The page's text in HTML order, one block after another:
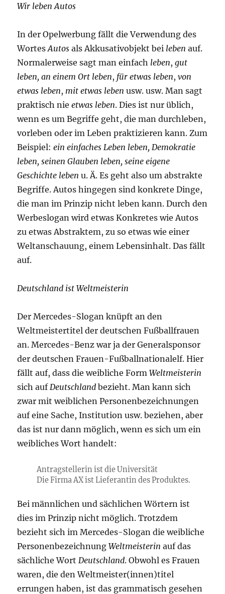
Wir leben Autos
In der Opelwerbung fällt die Verwendung des
WortesAutos als Akkusativobjekt bei leben auf.
Normalerweise sagt man einfach leben,gut
leben, an einem Ort leben, für etwas leben,von
etwas leben, mit etwas leben usw. usw. Man sagt
praktisch nieetwas leben. Dies ist nur üblich,
wenn es um Begriffe geht, die man durchleben,
vorleben oder im Leben praktizieren kann. Zum
Beispiel: ein einfaches Leben leben, Demokratie
leben, seinen Glauben leben, seine eigene
Geschichte leben u. Ä. Es geht also um abstrakte
Begriffe. Autos hingegen sind konkrete Dinge,
die man im Prinzip nicht leben kann. Durch den
Werbeslogan wird etwas Konkretes wie Autos
zu etwas Abstraktem, zu so etwas wie einer
Weltanschauung, einem Lebensinhalt. Das fällt
auf.
Deutschland ist Weltmeisterin
Der Mercedes-Slogan knüpft an den
Weltmeistertitel der deutschen Fußballfrauen
an. Mercedes-Benz war ja der Generalsponsor
der deutschen Frauen-Fußballnationalelf. Hier
fällt auf, dass die weibliche FormWeltmeisterin
sich aufDeutschland bezieht. Man kann sich
zwar mit weiblichen Personenbezeichnungen
auf eine Sache, Institution usw. beziehen, aber
das ist nur dann möglich, wenn es sich um ein
weibliches Wort handelt:
Antragstellerin ist die Universität
Die Firma AX ist Lieferantin des Produktes.
Bei männlichen und sächlichen Wörtern ist
dies im Prinzip nicht möglich. Trotzdem
bezieht sich im Mercedes-Slogan die weibliche
PersonenbezeichnungWeltmeisterin auf das
sächliche Wort Deutschland. Obwohl es Frauen
waren, die den Weltmeister(innen)titel
errungen haben, ist das grammatisch gesehen